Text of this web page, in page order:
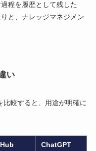
程を履歴として残した
と、ナレッジマネジメン
い
較すると、用途が明確に
ChatGPT